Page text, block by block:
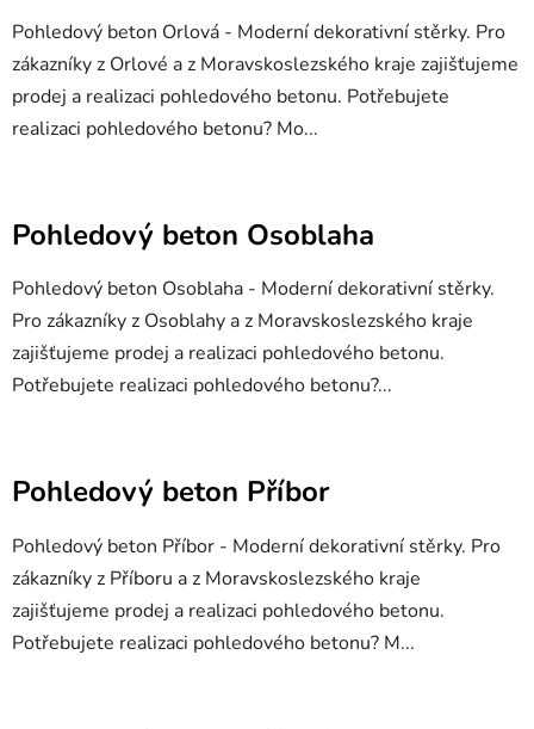
Pohledový beton Orlová - Moderní dekorativní stěrky. Pro
zákazníky z Orlové a z Moravskoslezského kraje zajišťujeme
prodej a realizaci pohledového betonu. Potřebujete
realizaci pohledového betonu? Mo...
Pohledový beton Osoblaha
Pohledový beton Osoblaha - Moderní dekorativní stěrky.
Pro zákazníky z Osoblahy a z Moravskoslezského kraje
zajišťujeme prodej a realizaci pohledového betonu.
Potřebujete realizaci pohledového betonu?...
Pohledový beton Příbor
Pohledový beton Příbor - Moderní dekorativní stěrky. Pro
zákazníky z Příboru a z Moravskoslezského kraje
zajišťujeme prodej a realizaci pohledového betonu.
Potřebujete realizaci pohledového betonu? M...